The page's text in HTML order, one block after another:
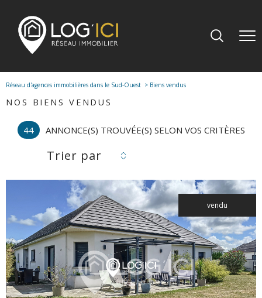
Réseau d'agences immobilières dans le Sud-Ouest Biens vendus
NOS BIENS VENDUS
44 ANNONCE(S) TROUVÉE(S) SELON VOS CRITÈRES
Trier par
vendu
voir le
bien